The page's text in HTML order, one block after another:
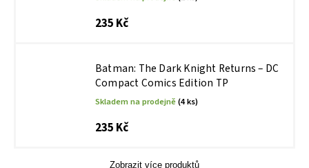
235 Kč
Batman: The Dark Knight Returns – DC
Compact Comics Edition TP
Skladem na prodejně(4 ks)
235 Kč
Zobrazit více produktů